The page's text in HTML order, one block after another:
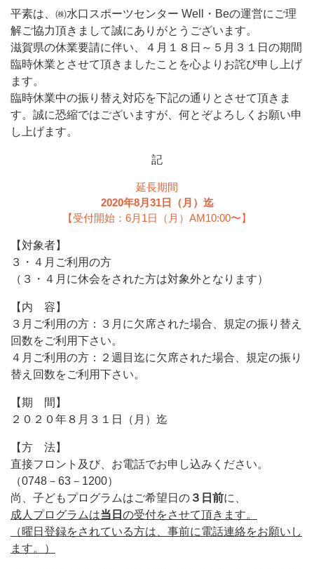
平素は、㈱水口スポーツセンター Well・Beの運営にご理
解ご協力頂きまして誠にありがとうございます。
滋賀県の休業要請に伴い、４月１８日～５月３１日の期間
臨時休業とさせて頂きましたことを心よりお詫び申し上げ
ます。
臨時休業中の振り替え対応を下記の通りとさせて頂きま
す。誠に恐縮ではございますが、何とぞよろしくお願い申
し上げます。
記
延長期間
2020年8月31日（月）迄
【受付開始：6月1日（月）AM10:00〜】
【対象者】
３・４月ご利用の方
（３・４月に休会をされた方は対象外となります）
【内 容】
３月ご利用の方：３月に欠席された場合、規定の振り替え
回数をご利用下さい。
４月ご利用の方：２週目迄に欠席された場合、規定の振り
替え回数をご利用下さい。
【期 間】
２０２０年８月３１日（月）迄
【方 法】
直接フロント及び、お電話でお申し込みください。
（0748－63－1200）
尚、子どもプログラムはご希望日の ３日前に、
成人プログラムは当日 の受付をさせて頂きます。
（曜日登録をされている方は、事前に電話連絡をお願いし
ます。）